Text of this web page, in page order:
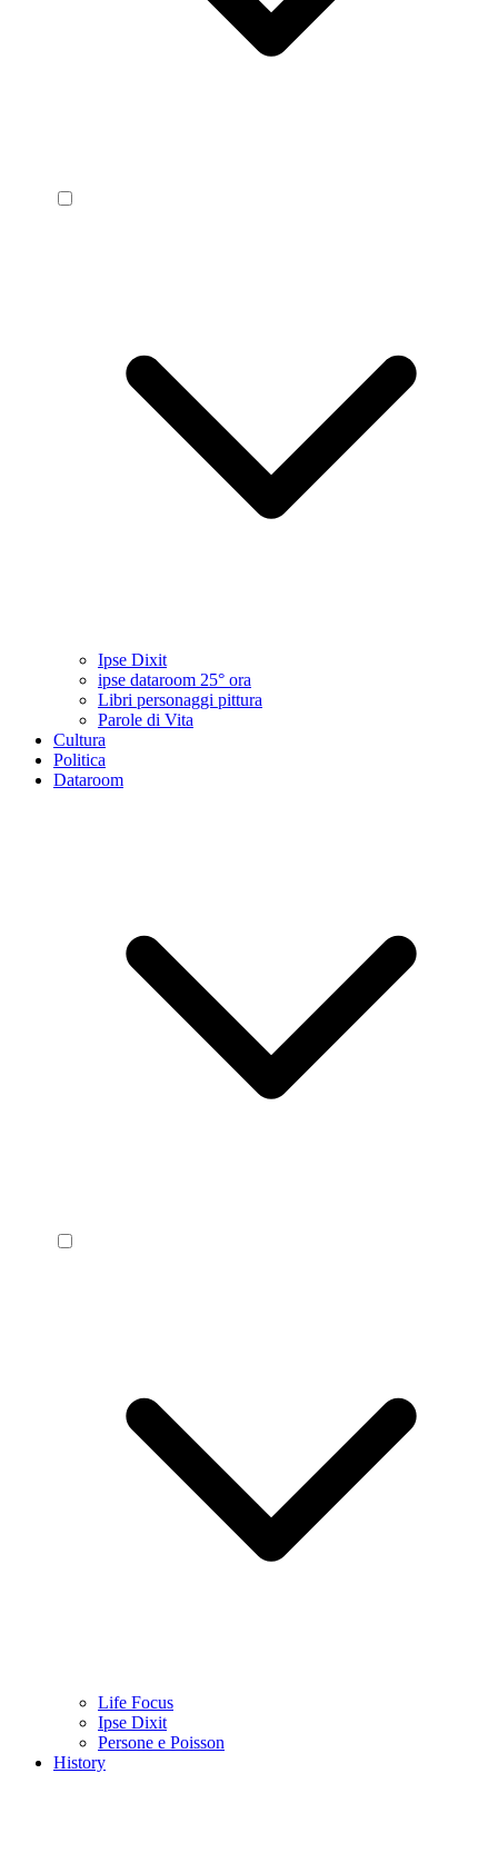
Ipse Dixit
ipse dataroom 25° ora
Libri personaggi pittura
Parole di Vita
Cultura
Politica
Dataroom
Life Focus
Ipse Dixit
Persone e Poisson
History